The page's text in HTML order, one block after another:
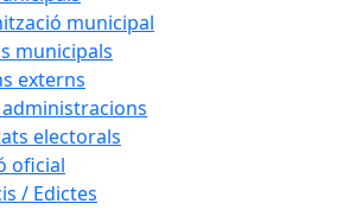
municipal
municipals
externs
electorals
oficial
/ Edictes